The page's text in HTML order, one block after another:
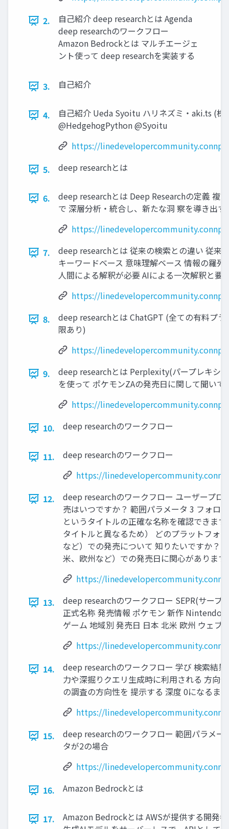
2.
自己紹介 deep researchとは Agenda
deep researchのワークフロー
Amazon Bedrockとは マルチエージェ
ント使って deep researchを実装する
3. 自己紹介
4.
自己紹介 Ueda Syoitu ハリネズミ・aki.ts (
@HedgehogPython @Syoitu
https://
5.
deep researchとは
6.
deep researchとは Deep Researchの定義 複
で 深層分析・統合し、新たな洞 察を導き出す
https://
7.
deep researchとは 従来の検索との違い 従来
キーワードベース 意味理解ベース 情報の羅
人間による解釈が必要 AIによる一次解釈と要
https://
8.
deep researchとは ChatGPT (全ての有料プ
限あり)
https://
9.
deep researchとは Perplexity(パープレキシ
を使って ポケモンZAの発売日に関して聞いて
https://
10.
deep researchのワークフロー
11.
deep researchのワークフロー
https://
12.
deep researchのワークフロー ユーザープロ
売はいつですか？ 範囲パラメータ 3 フォロ
というタイトルの正確な名称を確認できま
タイトルと異なるため） どのプラットフォ
など）での発売について 知りたいですか？
米、欧州など）での発売日に関心があります
https://
13.
deep researchのワークフロー SEPR(サープ
正式名称 発売情報 ポケモン 新作 Nintendo
ゲーム 地域別 発売日 日本 北米 欧州 ウェブ
https://
14.
deep researchのワークフロー 学び 検索結
力や深掘りクエリ生成時に利用される 方向
の調査の方向性を 提示する 深度 0になるま
https://
15.
deep researchのワークフロー 範囲パラメー
タが2の場合
https://
16.
Amazon Bedrockとは
17.
Amazon Bedrockとは AWSが提供する開発